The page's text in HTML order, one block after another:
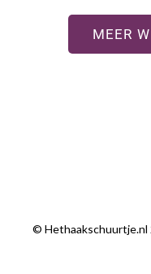
MEER
© Hethaakschuurtje.nl